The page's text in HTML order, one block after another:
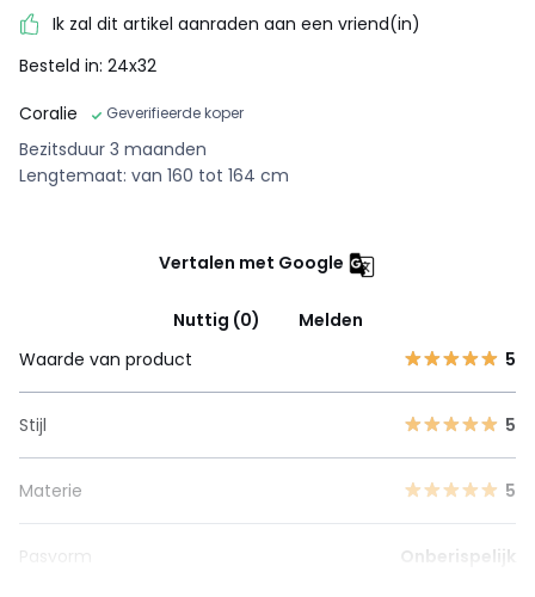
Ik zal dit artikel aanraden aan een vriend(in)
Besteld in: 24x32
Coralie
Geverifieerde koper
Bezitsduur 3 maanden
Lengtemaat: van 160 tot 164 cm
Vertalen met Google
Nuttig (0)
Melden
Waarde van product
5
Stijl 5
Materie 5
Pasvorm Onberispelijk